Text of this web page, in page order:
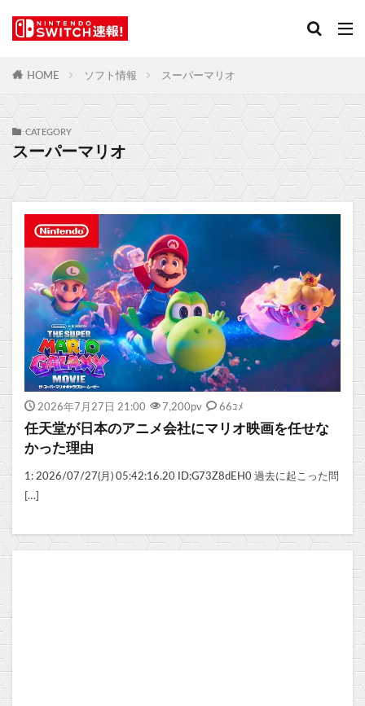
HOME ソフト情報 スーパーマリオ
CATEGORY
スーパーマリオ
2026年7月27日 21:00 7,200pv 66ｺﾒ
任天堂が日本のアニメ会社にマリオ映画を任せな
かった理由
1: 2026/07/27(月) 05:42:16.20 ID:G73Z8dEH0 過去に起こった問
[…]